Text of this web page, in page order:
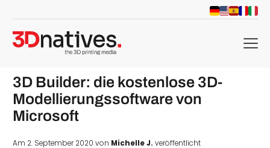
menu
3D Builder: die kostenlose 3D-
Modellierungssoftware von
Microsoft
Am 2. September 2020 von Michelle J. veröffentlicht